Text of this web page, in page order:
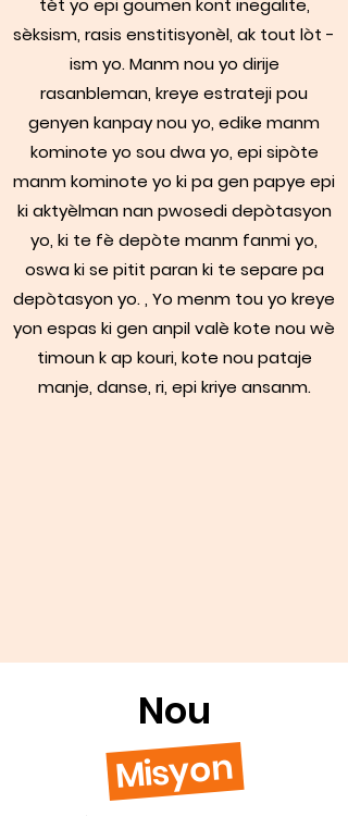
tèt yo epi goumen kont inegalite,
sèksism, rasis enstitisyonèl, ak tout lòt -
ism yo. Manm nou yo dirije
rasanbleman, kreye estrateji pou
genyen kanpay nou yo, edike manm
kominote yo sou dwa yo, epi sipòte
manm kominote yo ki pa gen papye epi
ki aktyèlman nan pwosedi depòtasyon
yo, ki te fè depòte manm fanmi yo,
oswa ki se pitit paran ki te separe pa
depòtasyon yo. , Yo menm tou yo kreye
yon espas ki gen anpil valè kote nou wè
timoun k ap kouri, kote nou pataje
manje, danse, ri, epi kriye ansanm.
Nou
Misyon